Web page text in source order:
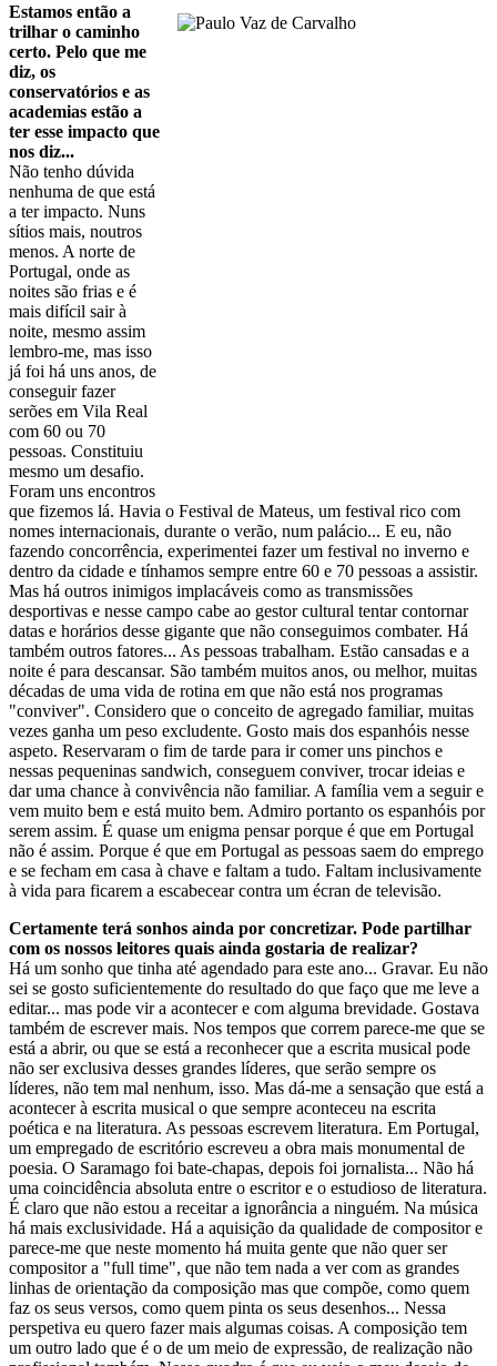
Estamos então a
trilhar o caminho
certo. Pelo que me
diz, os
conservatórios e as
academias estão a
ter esse impacto que
nos diz...
Não tenho dúvida
nenhuma de que está
a ter impacto. Nuns
sítios mais, noutros
menos. A norte de
Portugal, onde as
noites são frias e é
mais difícil sair à
noite, mesmo assim
lembro-me, mas isso
já foi há uns anos, de
conseguir fazer
serões em Vila Real
com 60 ou 70
pessoas. Constituiu
mesmo um desafio.
Foram uns encontros
que fizemos lá. Havia o Festival de Mateus, um festival rico com
nomes internacionais, durante o verão, num palácio... E eu, não
fazendo concorrência, experimentei fazer um festival no inverno e
dentro da cidade e tínhamos sempre entre 60 e 70 pessoas a assistir.
Mas há outros inimigos implacáveis como as transmissões
desportivas e nesse campo cabe ao gestor cultural tentar contornar
datas e horários desse gigante que não conseguimos combater. Há
também outros fatores... As pessoas trabalham. Estão cansadas e a
noite é para descansar. São também muitos anos, ou melhor, muitas
décadas de uma vida de rotina em que não está nos programas
"conviver". Considero que o conceito de agregado familiar, muitas
vezes ganha um peso excludente. Gosto mais dos espanhóis nesse
aspeto. Reservaram o fim de tarde para ir comer uns pinchos e
nessas pequeninas sandwich, conseguem conviver, trocar ideias e
dar uma chance à convivência não familiar. A família vem a seguir e
vem muito bem e está muito bem. Admiro portanto os espanhóis por
serem assim. É quase um enigma pensar porque é que em Portugal
não é assim. Porque é que em Portugal as pessoas saem do emprego
e se fecham em casa à chave e faltam a tudo. Faltam inclusivamente
à vida para ficarem a escabecear contra um écran de televisão.
Certamente terá sonhos ainda por concretizar. Pode partilhar
com os nossos leitores quais ainda gostaria de realizar?
Há um sonho que tinha até agendado para este ano... Gravar. Eu não
sei se gosto suficientemente do resultado do que faço que me leve a
editar... mas pode vir a acontecer e com alguma brevidade. Gostava
também de escrever mais. Nos tempos que correm parece-me que se
está a abrir, ou que se está a reconhecer que a escrita musical pode
não ser exclusiva desses grandes líderes, que serão sempre os
líderes, não tem mal nenhum, isso. Mas dá-me a sensação que está a
acontecer à escrita musical o que sempre aconteceu na escrita
poética e na literatura. As pessoas escrevem literatura. Em Portugal,
um empregado de escritório escreveu a obra mais monumental de
poesia. O Saramago foi bate-chapas, depois foi jornalista... Não há
uma coincidência absoluta entre o escritor e o estudioso de literatura.
É claro que não estou a receitar a ignorância a ninguém. Na música
há mais exclusividade. Há a aquisição da qualidade de compositor e
parece-me que neste momento há muita gente que não quer ser
compositor a "full time", que não tem nada a ver com as grandes
linhas de orientação da composição mas que compõe, como quem
faz os seus versos, como quem pinta os seus desenhos... Nessa
perspetiva eu quero fazer mais algumas coisas. A composição tem
um outro lado que é o de um meio de expressão, de realização não